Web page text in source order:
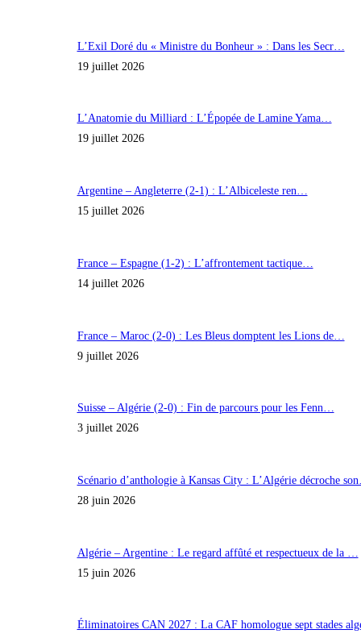
L’Exil Doré du « Ministre du Bonheur » : Dans les Secr…
19 juillet 2026
L’Anatomie du Milliard : L’Épopée de Lamine Yama…
19 juillet 2026
Argentine – Angleterre (2-1) : L’Albiceleste ren…
15 juillet 2026
France – Espagne (1-2) : L’affrontement tactique…
14 juillet 2026
France – Maroc (2-0) : Les Bleus domptent les Lions de…
9 juillet 2026
Suisse – Algérie (2-0) : Fin de parcours pour les Fenn…
3 juillet 2026
Scénario d’anthologie à Kansas City : L’Algérie décroche
28 juin 2026
Algérie – Argentine : Le regard affûté et respectueux de la …
15 juin 2026
Éliminatoires CAN 2027 : La CAF homologue sept stades